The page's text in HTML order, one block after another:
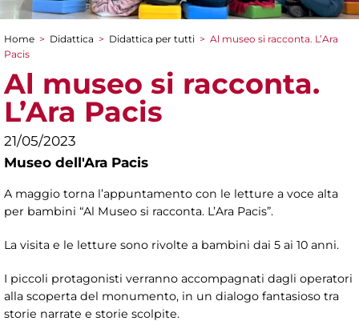
Tu sei qui
Home > Didattica > Didattica per tutti > Al museo si racconta. L’Ara
Pacis
Al museo si racconta.
L’Ara Pacis
21/05/2023
Museo dell'Ara Pacis
A maggio torna l’appuntamento con le letture a voce alta
per bambini “Al Museo si racconta. L’Ara Pacis”.
La visita e le letture sono rivolte a bambini dai 5 ai 10 anni.
I piccoli protagonisti verranno accompagnati dagli operatori
alla scoperta del monumento, in un dialogo fantasioso tra
storie narrate e storie scolpite.